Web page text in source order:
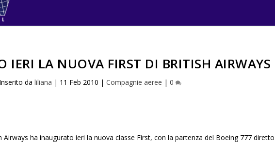
IERI LA NUOVA FIRST DI BRITISH AIRWAYS
Inserito da liliana | 11 Feb 2010 | Compagnie aeree | 0
Airways ha inaugurato ieri la nuova classe First, con la partenza del Boeing 777 diretto